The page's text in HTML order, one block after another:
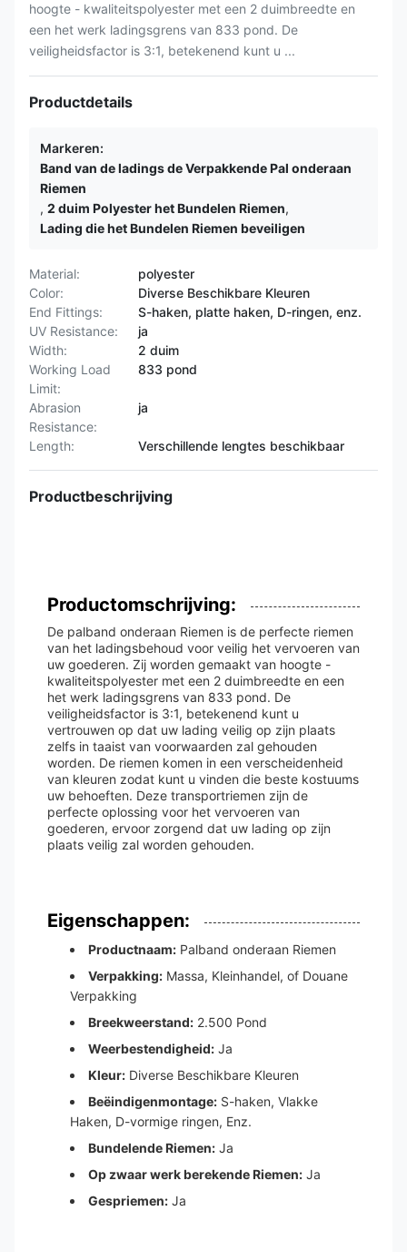
hoogte - kwaliteitspolyester met een 2 duimbreedte en
een het werk ladingsgrens van 833 pond. De
veiligheidsfactor is 3:1, betekenend kunt u ...
Productdetails
Markeren:
Band van de ladings de Verpakkende Pal onderaan
Riemen
, 2 duim Polyester het Bundelen Riemen,
Lading die het Bundelen Riemen beveiligen
Material:
polyester
Color:
Diverse Beschikbare Kleuren
End Fittings:
S-haken, platte haken, D-ringen, enz.
UV Resistance:
ja
Width:
2 duim
Working Load
Limit:
833 pond
Abrasion
Resistance:
ja
Length: Verschillende lengtes beschikbaar
Productbeschrijving
Productomschrijving:
De palband onderaan Riemen is de perfecte riemen
van het ladingsbehoud voor veilig het vervoeren van
uw goederen. Zij worden gemaakt van hoogte -
kwaliteitspolyester met een 2 duimbreedte en een
het werk ladingsgrens van 833 pond. De
veiligheidsfactor is 3:1, betekenend kunt u
vertrouwen op dat uw lading veilig op zijn plaats
zelfs in taaist van voorwaarden zal gehouden
worden. De riemen komen in een verscheidenheid
van kleuren zodat kunt u vinden die beste kostuums
uw behoeften. Deze transportriemen zijn de
perfecte oplossing voor het vervoeren van
goederen, ervoor zorgend dat uw lading op zijn
plaats veilig zal worden gehouden.
Eigenschappen:
Productnaam: Palband onderaan Riemen
Verpakking: Massa, Kleinhandel, of Douane
Verpakking
Breekweerstand: 2.500 Pond
Weerbestendigheid: Ja
Kleur: Diverse Beschikbare Kleuren
Beëindigenmontage: S-haken, Vlakke
Haken, D-vormige ringen, Enz.
Bundelende Riemen: Ja
Op zwaar werk berekende Riemen: Ja
Gespriemen: Ja